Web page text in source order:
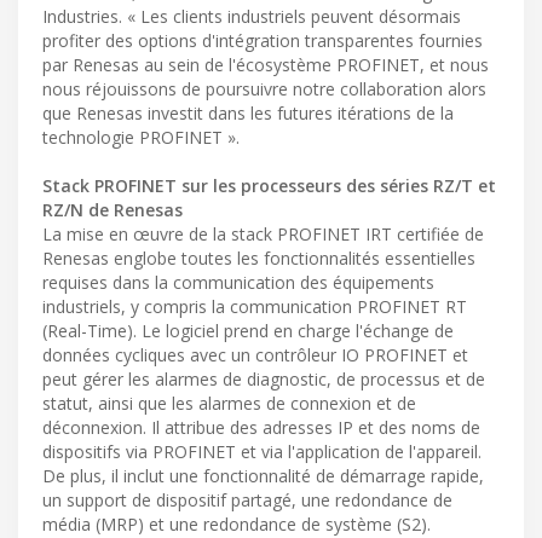
Industries. « Les clients industriels peuvent désormais
profiter des options d'intégration transparentes fournies
par Renesas au sein de l'écosystème PROFINET, et nous
nous réjouissons de poursuivre notre collaboration alors
que Renesas investit dans les futures itérations de la
technologie PROFINET ».
Stack PROFINET sur les processeurs des séries RZ/T et
RZ/N de Renesas
La mise en œuvre de la stack PROFINET IRT certifiée de
Renesas englobe toutes les fonctionnalités essentielles
requises dans la communication des équipements
industriels, y compris la communication PROFINET RT
(Real-Time). Le logiciel prend en charge l'échange de
données cycliques avec un contrôleur IO PROFINET et
peut gérer les alarmes de diagnostic, de processus et de
statut, ainsi que les alarmes de connexion et de
déconnexion. Il attribue des adresses IP et des noms de
dispositifs via PROFINET et via l'application de l'appareil.
De plus, il inclut une fonctionnalité de démarrage rapide,
un support de dispositif partagé, une redondance de
média (MRP) et une redondance de système (S2).